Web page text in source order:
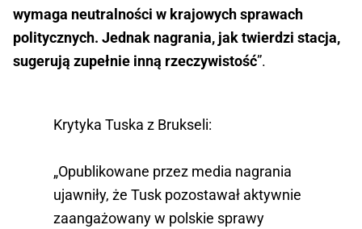
wymaga neutralności w krajowych sprawach
politycznych. Jednak nagrania, jak twierdzi stacja,
sugerują zupełnie inną rzeczywistość”.
Krytyka Tuska z Brukseli:
„Opublikowane przez media nagrania
ujawniły, że Tusk pozostawał aktywnie
zaangażowany w polskie sprawy